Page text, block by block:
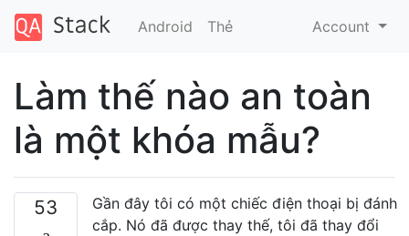
Android Thẻ Account
Làm thế nào an toàn
là một khóa mẫu?
53
Gần đây tôi có một chiếc điện thoại bị đánh
cắp. Nó đã được thay thế, tôi đã thay đổi